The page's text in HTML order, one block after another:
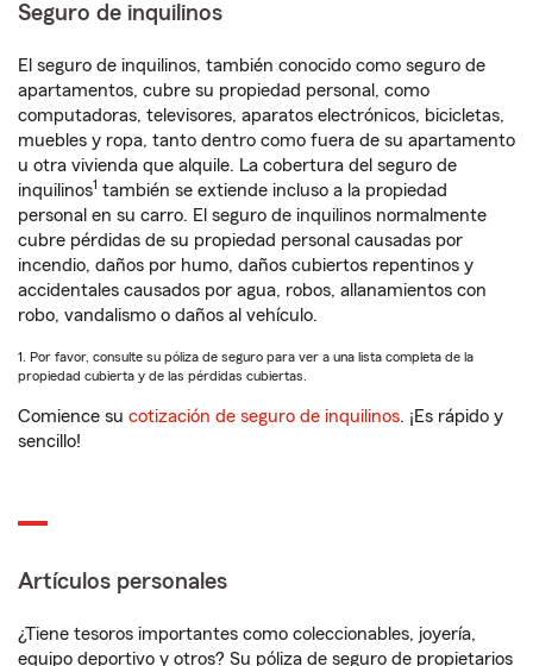
Seguro de inquilinos
El seguro de inquilinos, también conocido como seguro de
apartamentos, cubre su propiedad personal, como
computadoras, televisores, aparatos electrónicos, bicicletas,
muebles y ropa, tanto dentro como fuera de su apartamento
u otra vivienda que alquile. La cobertura del seguro de
inquilinos1 también se extiende incluso a la propiedad
personal en su carro. El seguro de inquilinos normalmente
cubre pérdidas de su propiedad personal causadas por
incendio, daños por humo, daños cubiertos repentinos y
accidentales causados por agua, robos, allanamientos con
robo, vandalismo o daños al vehículo.
1. Por favor, consulte su póliza de seguro para ver a una lista completa de la
propiedad cubierta y de las pérdidas cubiertas.
Comience su cotización de seguro de inquilinos. ¡Es rápido y
sencillo!
Artículos personales
¿Tiene tesoros importantes como coleccionables, joyería,
equipo deportivo y otros? Su póliza de seguro de propietarios